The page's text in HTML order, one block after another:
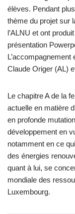
élèves. Pendant
thème du projet sur
l’ALNU et ont
présentation
Claude Origer (AL)
Le chapitre A de la
actuelle en matière
en profonde
développement en
notamment en ce
des énergies
quant à lui, se
mondiale des
Luxembourg.